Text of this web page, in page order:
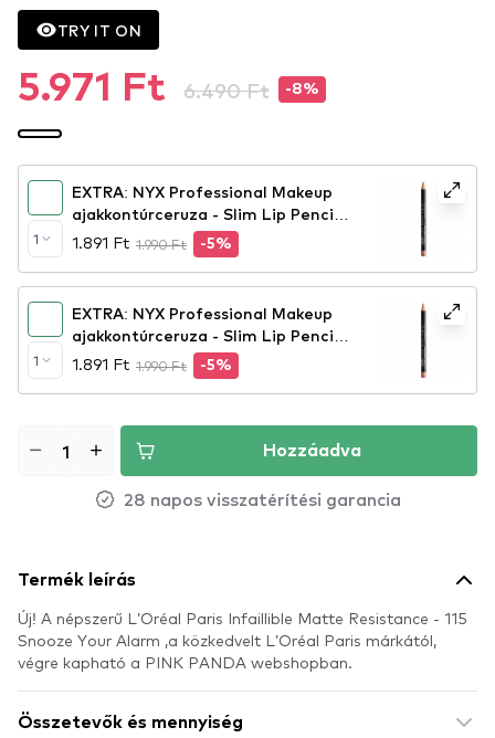
TRY IT ON
5.971 Ft 6.490 Ft -8%
1
EXTRA: NYX Professional Makeup
ajakkontúrceruza - Slim Lip Pencil –
Natural (SPL810)
1.891 Ft 1.990 Ft -5%
1
EXTRA: NYX Professional Makeup
ajakkontúrceruza - Slim Lip Pencil –
Nude Pink (SPL858)
1.891 Ft 1.990 Ft -5%
Hozzáadva
28 napos visszatérítési garancia
Termék leírás
Új! A népszerű L’Oréal Paris Infaillible Matte Resistance - 115
Snooze Your Alarm ,a közkedvelt L’Oréal Paris márkától,
végre kapható a PINK PANDA webshopban.
Összetevők és mennyiség